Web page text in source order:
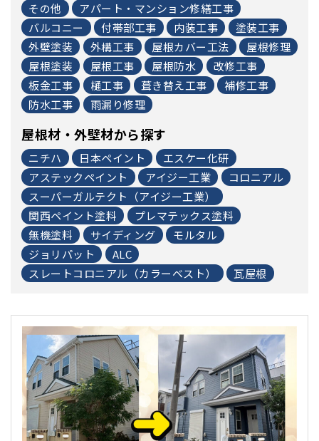
その他
アパート・マンション修繕工事
バルコニー
付帯部工事 内装工事
塗装工事
外壁塗装
外構工事 屋根カバー工法
屋根修理
屋根塗装
屋根工事 屋根防水
改修工事
板金工事
樋工事 葺き替え工事
補修工事
防水工事
雨漏り修理
屋根材・外壁材から探す
ニチハ 日本ペイント
エスケー化研
アステックペイント
アイジー工業
コロニアル
スーパーガルテクト（アイジー工業）
関西ペイント塗料
プレマテックス塗料
無機塗料
サイディング
モルタル
ジョリパット
ALC
スレートコロニアル（カラーベスト）
瓦屋根